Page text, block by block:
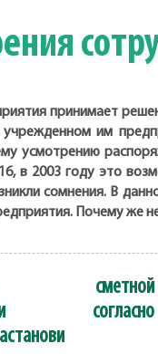
принимает
им
усмотрению
в 2003 году это
сомнения. В
Почему же
сметной
согласно